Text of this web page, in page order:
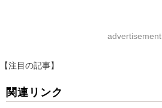
advertisement
【注目の記事】
関連リンク